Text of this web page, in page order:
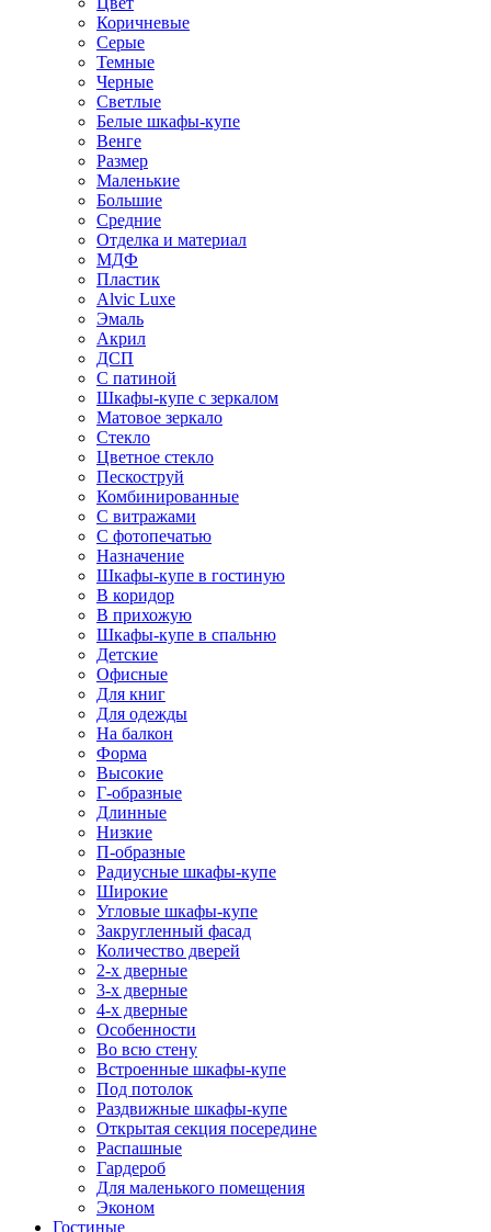
Коричневые
Серые
Темные
Черные
Светлые
Белые шкафы-купе
Венге
Размер
Маленькие
Большие
Средние
Отделка и материал
МДФ
Пластик
Alvic Luxe
Эмаль
Акрил
ДСП
С патиной
Шкафы-купе с зеркалом
Матовое зеркало
Стекло
Цветное стекло
Пескоструй
Комбинированные
С витражами
С фотопечатью
Назначение
Шкафы-купе в гостиную
В коридор
В прихожую
Шкафы-купе в спальню
Детские
Офисные
Для книг
Для одежды
На балкон
Форма
Высокие
Г-образные
Длинные
Низкие
П-образные
Радиусные шкафы-купе
Широкие
Угловые шкафы-купе
Закругленный фасад
Количество дверей
2-х дверные
3-х дверные
4-х дверные
Особенности
Во всю стену
Встроенные шкафы-купе
Под потолок
Раздвижные шкафы-купе
Открытая секция посередине
Распашные
Гардероб
Для маленького помещения
Эконом
Гостиные